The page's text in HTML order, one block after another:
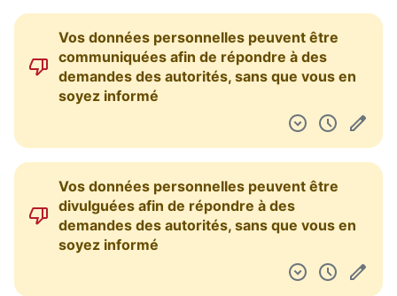
Vos données personnelles peuvent être
communiquées afin de répondre à des
demandes des autorités, sans que vous en
soyez informé
Vos données personnelles peuvent être
divulguées afin de répondre à des
demandes des autorités, sans que vous en
soyez informé